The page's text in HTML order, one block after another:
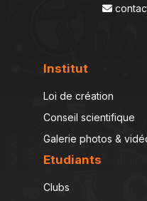
Institut
Loi de création
Conseil scientifique
Galerie photos &
Etudiants
Clubs